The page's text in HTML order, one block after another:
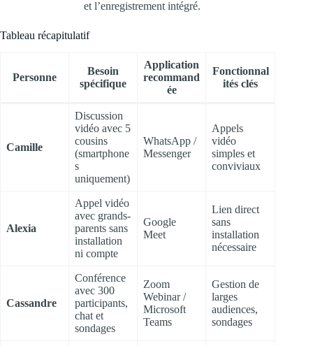
et l’enregistrement intégré.
Tableau récapitulatif
Personne
Besoin
spécifique
Application
recommand
ée
Fonctionnal
ités clés
Camille
Discussion
vidéo avec 5
cousins
(smartphone
s
uniquement)
WhatsApp /
Messenger
Appels
vidéo
simples et
conviviaux
Alexia
Appel vidéo
avec grands-
parents sans
installation
ni compte
Google
Meet
Lien direct
sans
installation
nécessaire
Cassandre
Conférence
avec 300
participants,
chat et
sondages
Zoom
Webinar /
Microsoft
Teams
Gestion de
larges
audiences,
sondages